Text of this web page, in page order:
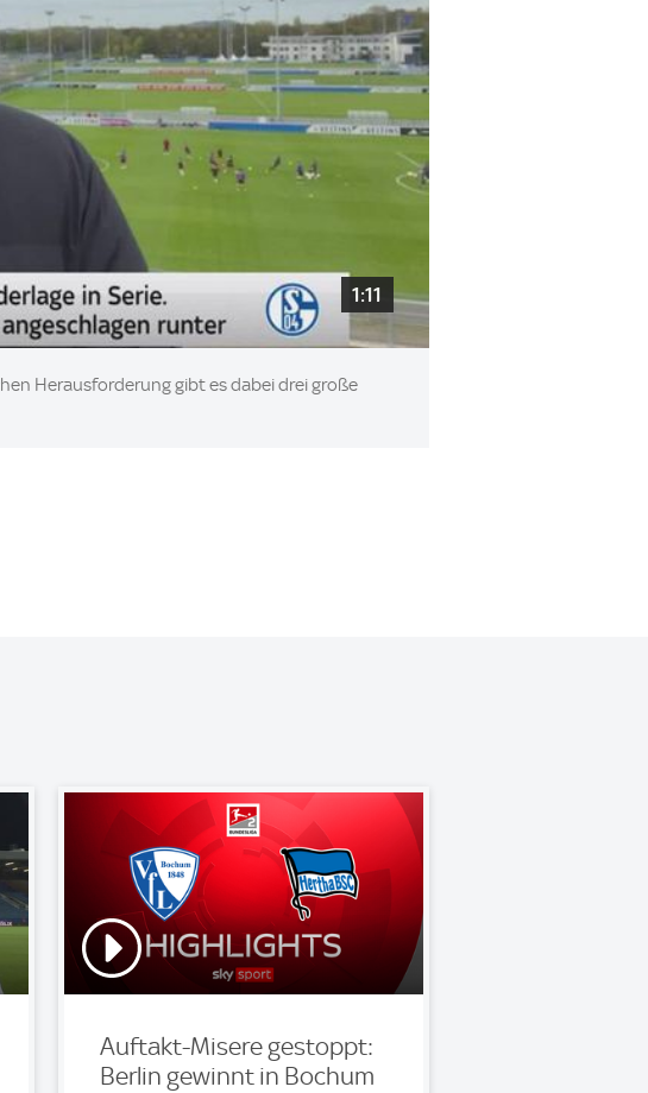
1:11
Herausforderung gibt es dabei drei große
Auftakt-Misere gestoppt:
Berlin gewinnt in Bochum